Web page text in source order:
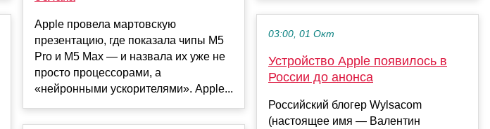
Apple провела мартовскую
презентацию, где показала чипы M5
Pro и M5 Max — и назвала их уже не
просто процессорами, а
«нейронными ускорителями». Apple...
03:00, 01 Окт
Устройство Apple появилось в
России до анонса
Российский блогер Wylsacom
(настоящее имя — Валентин